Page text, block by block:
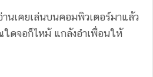
นเคยเล่นบนคอมพิวเตอร์มาแล้ว
ดจอก็ไหม้ แกล้งอำเพื่อนให้